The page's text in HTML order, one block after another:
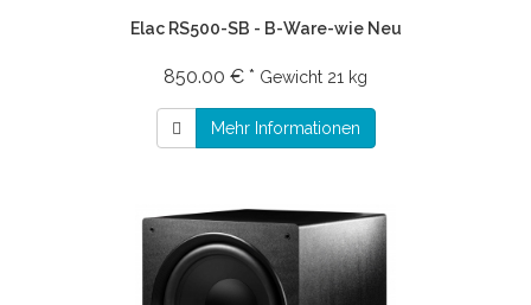
Elac RS500-SB - B-Ware-wie Neu
850.00 € * Gewicht 21 kg
Mehr Informationen